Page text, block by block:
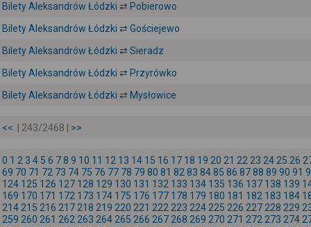
Bilety Aleksandrów Łódzki ⇄ Pobierowo
Bilety Aleksandrów Łódzki ⇄ Gościejewo
Bilety Aleksandrów Łódzki ⇄ Sieradz
Bilety Aleksandrów Łódzki ⇄ Przyrówko
Bilety Aleksandrów Łódzki ⇄ Mysłowice
<< | 243/2468 | >>
0 1 2 3 4 5 6 78 9 10 11 12 13 14 15 16 17 18 19 20 21 22 23 24 25 26
69 70 71 72 73 74 75 76 77 78 79 80 81 82 83 8485 86 8788 89 90 91
124 125 126 127 128 129 130 131 132 133 134 135 136 137 138 139
169 170 171 172 173 174 175 176 177 178 179 180 181 182 183 184
214 215 216 217 218 219 220 221 222 223 224 225 226 227 228 229
259 260 261 262 263 264 265 266 267 268 269 270 271 272 273 274